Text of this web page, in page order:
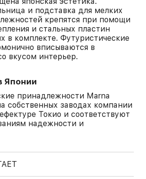
и подставка для мелких
крепятся при помощи
и стальных пластин
в комплекте. Футуристические
вписываются в
вкусом интерьер.
Японии
принадлежности Marna
собственных заводах компании
Токио и соответствуют
надежности и